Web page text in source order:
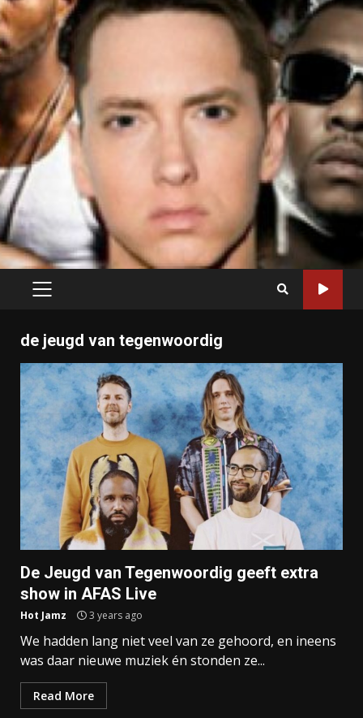
PRIMARY
de jeugd van tegenwoordig
De Jeugd van Tegenwoordig geeft extra
show in AFAS Live
Hot Jamz 3 years ago
We hadden lang niet veel van ze gehoord, en ineens
was daar nieuwe muziek én stonden ze...
Read More